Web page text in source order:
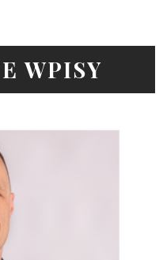
WPISY